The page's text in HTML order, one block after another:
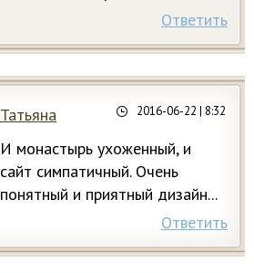
Ответить
Татьяна 2016-06-22 | 8:32
И монастырь ухоженный, и
сайт симпатичный. Очень
понятный и приятный дизайн...
Ответить